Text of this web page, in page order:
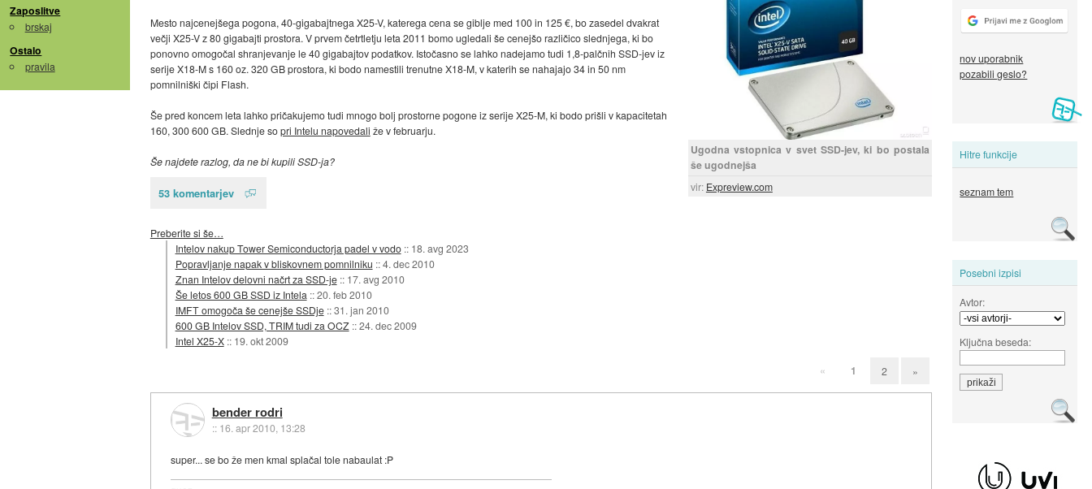
Zaposlitve
brskaj
Ostalo
pravila
nov uporabnik
pozabili geslo?
Hitre funkcije
seznam tem
Posebni izpisi
Avtor:
Ključna beseda:
Ugodna vstopnica v svet SSD-jev, ki bo postala
še ugodnejša
vir: Expreview.com
Mesto najcenejšega pogona, 40-gigabajtnega X25-V, katerega cena se giblje med 100 in 125 €, bo zasedel dvakrat
večji X25-V z 80 gigabajti prostora. V prvem četrtletju leta 2011 bomo ugledali še cenejšo različico slednjega, ki bo
ponovno omogočal shranjevanje le 40 gigabajtov podatkov. Istočasno se lahko nadejamo tudi 1,8-palčnih SSD-jev iz
serije X18-M s 160 oz. 320 GB prostora, ki bodo namestili trenutne X18-M, v katerih se nahajajo 34 in 50 nm
pomnilniški čipi Flash.
Še pred koncem leta lahko pričakujemo tudi mnogo bolj prostorne pogone iz serije X25-M, ki bodo prišli v kapacitetah
160, 300 600 GB. Slednje sopri Intelu napovedali že v februarju.
Še najdete razlog, da ne bi kupili SSD-ja?
53 komentarjev
Preberite si še…
Intelov nakup Tower Semiconductorja padel v vodo :: 18. avg 2023
Popravljanje napak v bliskovnem pomnilniku ::4. dec 2010
Znan Intelov delovni načrt za SSD-je :: 17. avg 2010
Še letos 600 GB SSD iz Intela ::20. feb 2010
IMFT omogoča še cenejše SSDje ::31. jan 2010
600 GB Intelov SSD, TRIM tudi za OCZ ::24. dec 2009
Intel X25-X :: 19. okt 2009
« 1 2 »
bender rodri
:: 16. apr 2010, 13:28
super... se bo že men kmal splačal tole nabaulat :P